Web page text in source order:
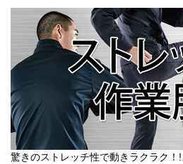
驚きのストレッチ性で動きラクラク！